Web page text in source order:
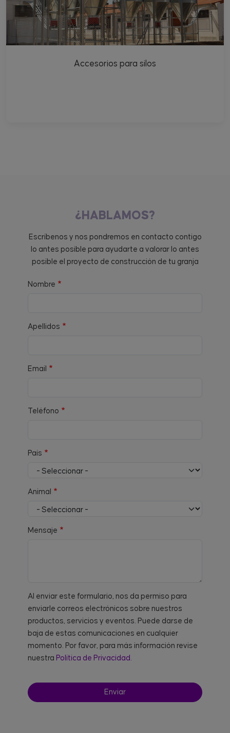
Accesorios para silos
¿HABLAMOS?
Escríbenos y nos pondremos en contacto contigo
lo antes posible para ayudarte a valorar lo antes
posible el proyecto de construcción de tu granja
Nombre
Apellidos
Email
Teléfono
País
Animal
Mensaje
Al enviar este formulario, nos da permiso para
enviarle correos electrónicos sobre nuestros
productos, servicios y eventos. Puede darse de
baja de estas comunicaciones en cualquier
momento. Por favor, para más información revise
nuestra Política de Privacidad.